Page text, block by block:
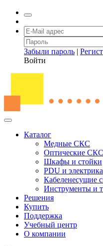
Забыли пароль |
Войти
Каталог
Медные СКС
Оптические СКС
Шкафы и стойки
PDU и электрика
Кабеленесущие
Инструменты и
Решения
Купить
Поддержка
Учебный центр
О компании